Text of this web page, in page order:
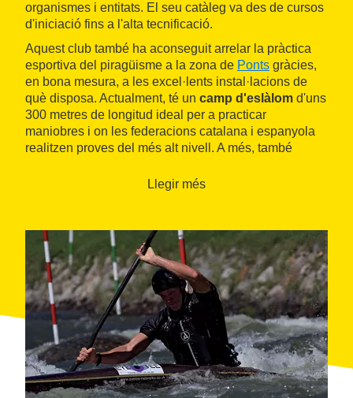
organismes i entitats. El seu catàleg va des de cursos
d'iniciació fins a l'alta tecnificació.
Aquest club també ha aconseguit arrelar la pràctica
esportiva del piragüisme a la zona de Ponts gràcies,
en bona mesura, a les excel·lents instal·lacions de
què disposa. Actualment, té un camp d'eslàlom d'uns
300 metres de longitud ideal per a practicar
maniobres i on les federacions catalana i espanyola
realitzen proves del més alt nivell. A més, també
pas pel mateix municipi de Ponts o per Camarasa.
d'esportistes, és un bon indret per a aquelles
persones que vulguin iniciar-se en aquest esport o
desitgin viure una experiència diferent en plena
natura. Al voltant del club també destaca elparc de la
Roca del Call, un espai ideal per passar una bona
estona amb la família o els amics.
Llegir més